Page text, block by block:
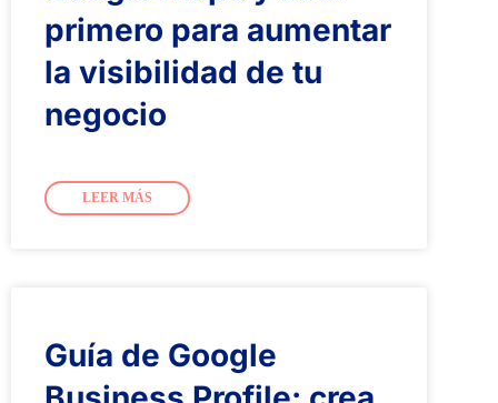
primero para aumentar
la visibilidad de tu
negocio
LEER MÁS
Guía de Google